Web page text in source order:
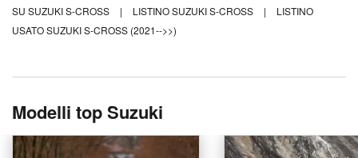
SU SUZUKI S-CROSS
| LISTINO SUZUKI S-CROSS |
LISTINO
USATO SUZUKI S-CROSS (2021-->>)
Modelli top Suzuki